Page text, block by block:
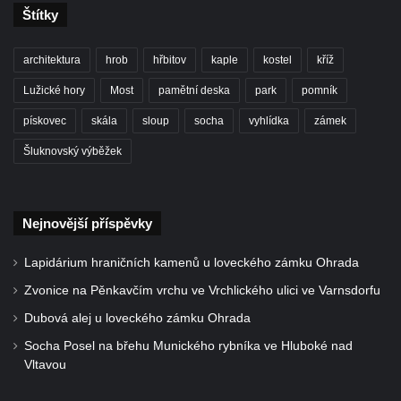
Štítky
architektura hrob hřbitov kaple kostel kříž
Lužické hory Most pamětní deska park pomník
pískovec skála sloup socha vyhlídka zámek
Šluknovský výběžek
Nejnovější příspěvky
Lapidárium hraničních kamenů u loveckého zámku Ohrada
Zvonice na Pěnkavčím vrchu ve Vrchlického ulici ve Varnsdorfu
Dubová alej u loveckého zámku Ohrada
Socha Posel na břehu Munického rybníka ve Hluboké nad
Vltavou